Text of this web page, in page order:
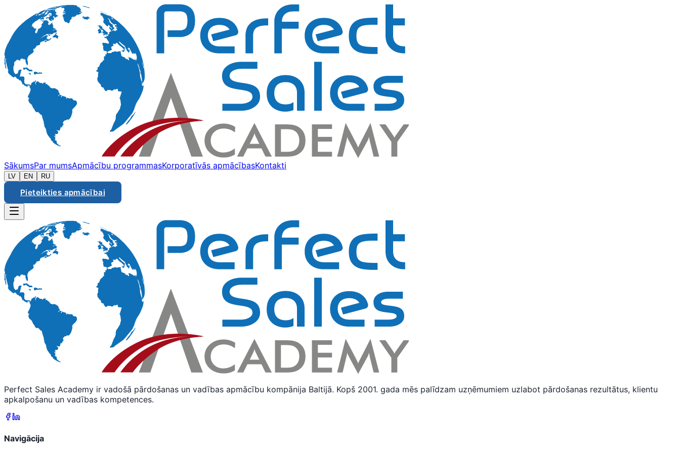
SākumsPar mumsApmācību programmasKorporatīvās apmācībasKontakti
LV EN RU
Pieteikties apmācībai
Perfect Sales Academy ir vadošā pārdošanas un vadības apmācību kompānija Baltijā. Kopš 2001. gada mēs palīdzam uzņēmumiem uzlabot pārdošanas rezultātus, klientu
apkalpošanu un vadības kompetences.
Navigācija